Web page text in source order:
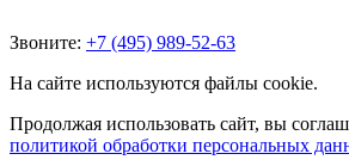
Звоните: +7 (495) 989-52-63
На сайте используются файлы cookie.
Продолжая использовать сайт, вы
политикой обработки персональных